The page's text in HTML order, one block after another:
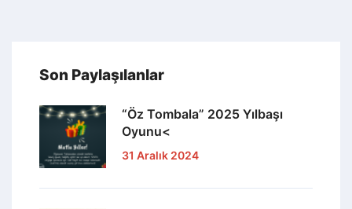
Son Paylaşılanlar
“Öz Tombala” 2025 Yılbaşı
Oyunu<
31 Aralık 2024